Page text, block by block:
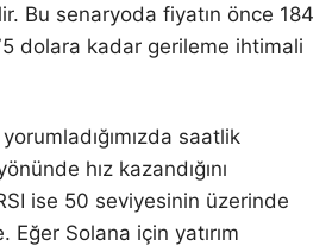
Bu senaryoda fiyatın önce 184
dolara kadar gerileme ihtimali
saatlik
hız kazandığını
ise 50 seviyesinin üzerinde
Solana için yatırım